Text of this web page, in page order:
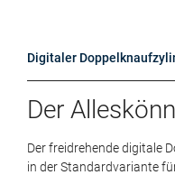
Digitaler
Der
Der freidrehende digitale
in der Standardvariante